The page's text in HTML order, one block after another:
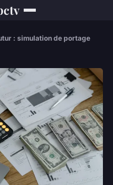
: simulation de portage